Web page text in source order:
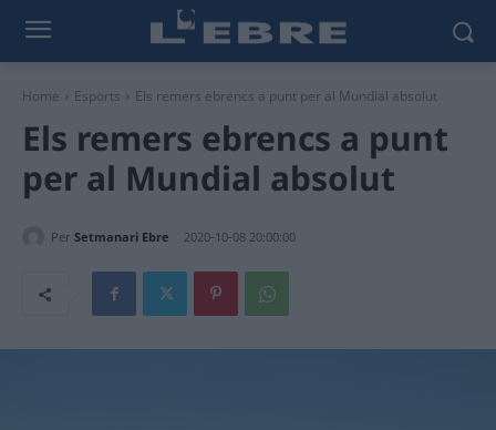
Home Esports Els remers ebrencs a punt per al Mundial absolut
Els remers ebrencs a punt
per al Mundial absolut
Per Setmanari Ebre 2020-10-08 20:00:00